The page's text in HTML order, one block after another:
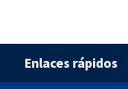
Enlaces rápidos